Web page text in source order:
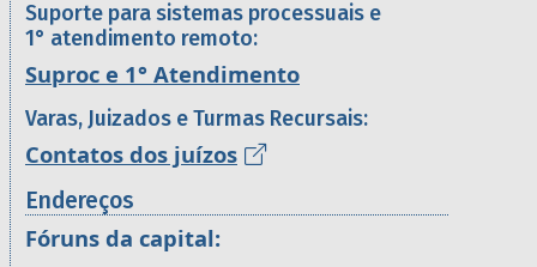
Suporte para sistemas processuais e
1° atendimento remoto:
Suproc e 1° Atendimento
Varas, Juizados e Turmas Recursais:
Contatos dos juízos
Endereços
Fóruns da capital: